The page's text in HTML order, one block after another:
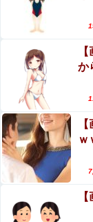
かよ」⇒ 晒され
積水ハウス「
ーかわいそう…
【閲覧注意】
の女児の動画
【画像】アナウ
レを披露
ん」（
エロ漫
hitomi
エロ漫
無料で
か
ｗ